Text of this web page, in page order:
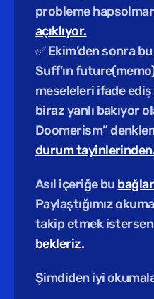
probleme
açıklıyor.
✅ Ekim’den sonra
Suff’ın
meseleleri ifade
biraz yanlı bakıyor
durum
Asıl içeriğe bu
Paylaştığımız
bekleriz.
Şimdiden iyi